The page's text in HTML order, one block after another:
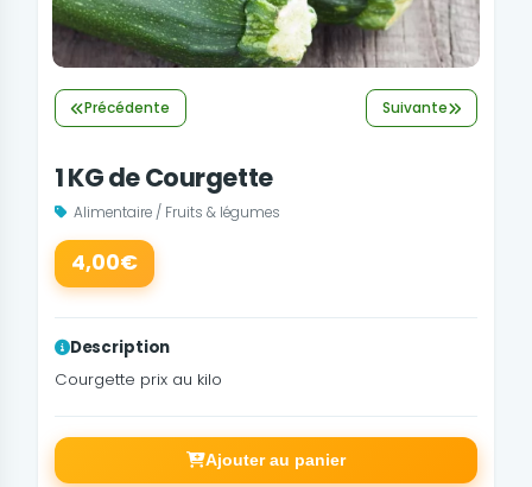
Précédente Suivante
1 KG de Courgette
Alimentaire / Fruits & légumes
4,00€
Description
Courgette prix au kilo
Ajouter au panier